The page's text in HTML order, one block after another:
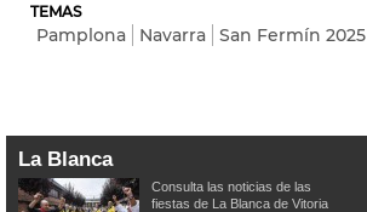
TEMAS
Pamplona Navarra San Fermín 2025
La Blanca
Consulta las noticias de las
fiestas de La Blanca de Vitoria